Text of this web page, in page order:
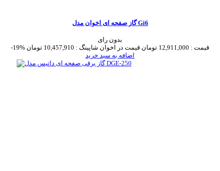
گاز صفحه ای اخوان مدل Gi6
بدون رای
-19%
قیمت : 12,911,000 تومان قیمت در اخوان شاپینگ : 10,457,910 تومان
اضافه به سبد خرید